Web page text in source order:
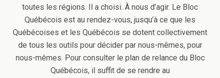
toutes les régions. Il a choisi. À nous d’agir. Le Bloc
Québécois est au rendez-vous, jusqu’à ce que les
Québécoises et les Québécois se dotent collectivement
de tous les outils pour décider par nous-mêmes, pour
nous-mêmes. Pour consulter le plan de relance du Bloc
Québécois, il suffit de se rendre au